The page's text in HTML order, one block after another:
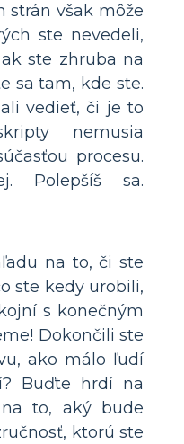
strán však môže
ste nevedeli,
ste zhruba na
sa tam, kde ste.
vedieť, či je to
nemusia
procesu.
Polepšíš sa.
na to, či ste
ste kedy urobili,
s konečným
Dokončili ste
ako málo ľudí
Buďte hrdí na
to, aký bude
ktorú ste